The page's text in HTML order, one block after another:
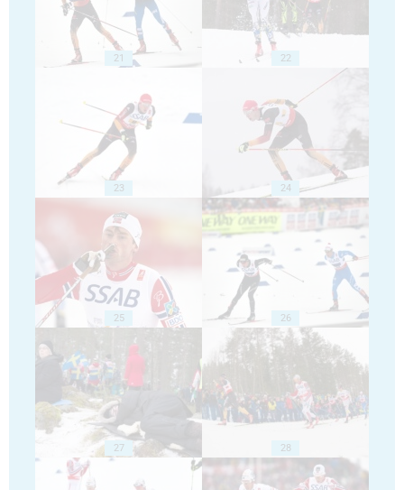
21 22
23 24
25 26
27 28